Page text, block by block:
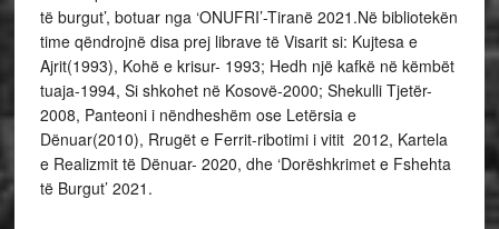
të burgut’, botuar nga ‘ONUFRI’-Tiranë 2021.Në bibliotekën
time qëndrojnë disa prej librave të Visarit si: Kujtesa e
Ajrit(1993), Kohë e krisur- 1993; Hedh një kafkë në këmbët
tuaja-1994, Si shkohet në Kosovë-2000; Shekulli Tjetër-
2008, Panteoni i nëndheshëm ose Letërsia e
Dënuar(2010), Rrugët e Ferrit-ribotimi i vitit 2012, Kartela
e Realizmit të Dënuar- 2020, dhe ‘Dorëshkrimet e Fshehta
të Burgut’ 2021.